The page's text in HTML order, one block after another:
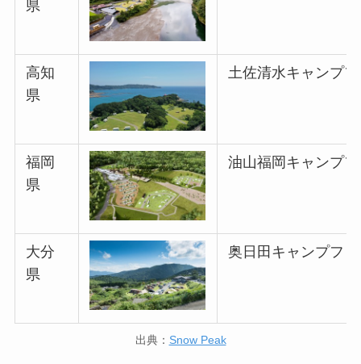
県
高知
県
土佐清水キャンプ
福岡
県
油山福岡キャンプ
大分
県
奥日田キャンプフ
出典： Snow Peak